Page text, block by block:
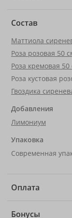
Состав
Маттиола
Роза розовая 50
Роза кремовая 50
Роза кустовая
Гвоздика
Добавления
Лимониум
Упаковка
Современная
Оплата
Бонусы